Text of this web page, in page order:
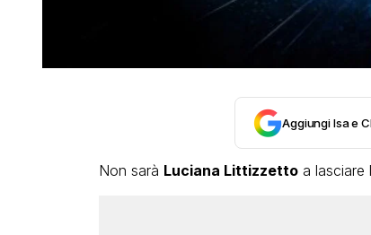
Aggiungi Isa e
Non sarà Luciana Littizzettoa lasciare